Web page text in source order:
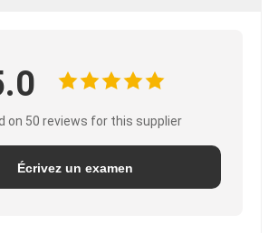
on 50 reviews for this supplier
Écrivez un examen